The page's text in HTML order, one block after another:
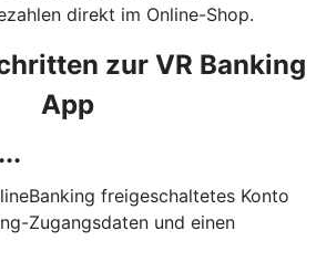
direkt im Online-Shop.
zur VR Banking
App
freigeschaltetes Konto
Zugangsdaten und einen